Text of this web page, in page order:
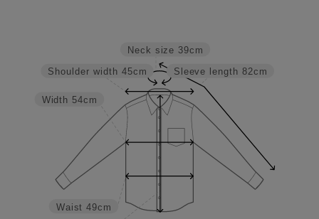
Sleeve length 82cm
Neck size 39cm
Waist 49cm
Width 54cm
Shoulder width 45cm